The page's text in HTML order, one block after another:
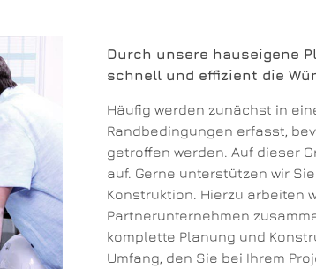
Durch unsere hauseigene
schnell und effizient die
Häufig werden zunächst in
Randbedingungen erfasst,
getroffen werden. Auf dieser
auf. Gerne unterstützen wir
Konstruktion. Hierzu arbeiten
Partnerunternehmen
komplette Planung und
Umfang, den Sie bei Ihrem